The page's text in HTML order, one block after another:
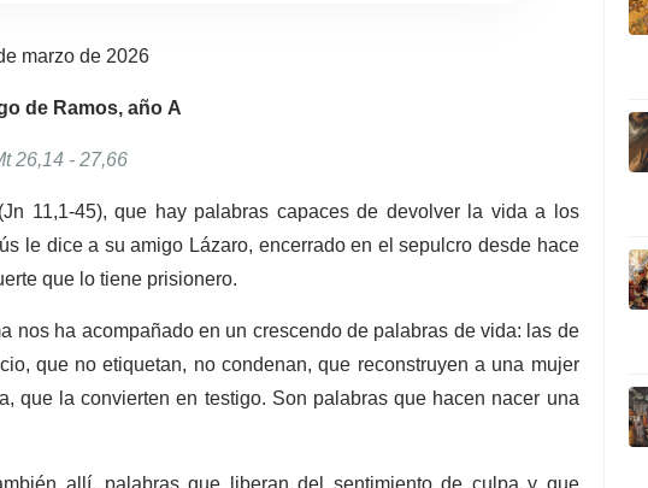
marzo de 2026
de Ramos, año A
26,14 - 27,66
11,1-45), que hay palabras capaces de devolver la vida a los
le dice a su amigo Lázaro, encerrado en el sepulcro desde hace
que lo tiene prisionero.
nos ha acompañado en un crescendo de palabras de vida: las de
que no etiquetan, no condenan, que reconstruyen a una mujer
la convierten en testigo. Son palabras que hacen nacer una